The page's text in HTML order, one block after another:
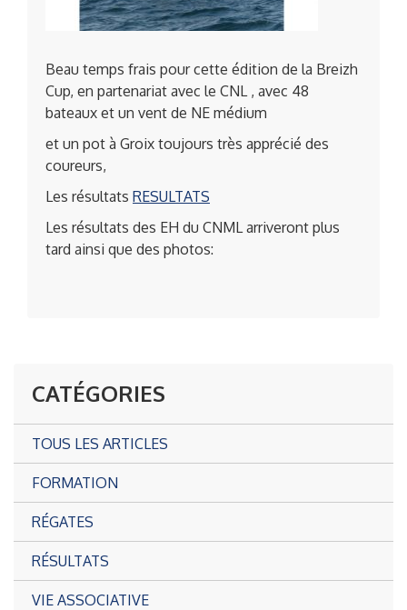
Beau temps frais pour cette édition de la Breizh
Cup, en partenariat avec le CNL , avec 48
bateaux et un vent de NE médium
et un pot à Groix toujours très apprécié des
coureurs,
Les résultats RESULTATS
Les résultats des EH du CNML arriveront plus
tard ainsi que des photos:
CATÉGORIES
TOUS LES ARTICLES
FORMATION
RÉGATES
RÉSULTATS
VIE ASSOCIATIVE